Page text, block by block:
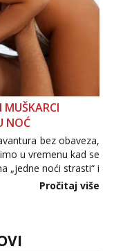
MUŠKARCI
NOĆ
bez obaveza,
u vremenu kad se
„jedne noći strasti“ i
misle žene, a što
Pročitaj više